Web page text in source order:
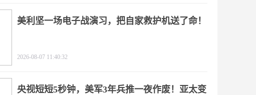
美利坚一场电子战演习，把自家救护机送了命！
2026-08-07 11:40:32
央视短短5秒钟，美军3年兵推一夜作废！亚太变